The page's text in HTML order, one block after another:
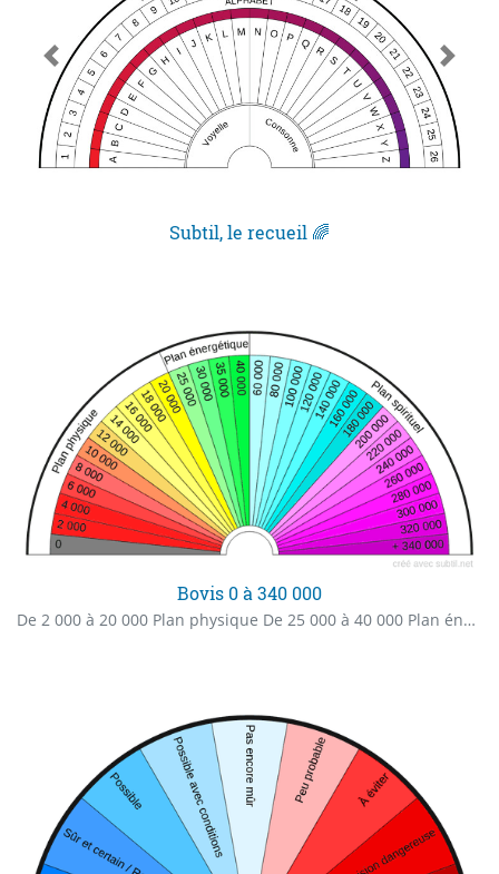
Subtil, le recueil 🌈
Bovis 0 à 340 000
De 2 000 à 20 000 Plan physique De 25 000 à 40 000 Plan énergétique À partir de 60 000 Plan spirituel